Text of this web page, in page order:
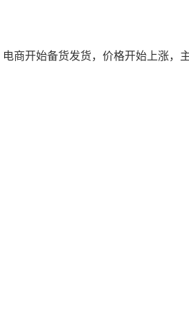
商开始备货发货，价格开始上涨，